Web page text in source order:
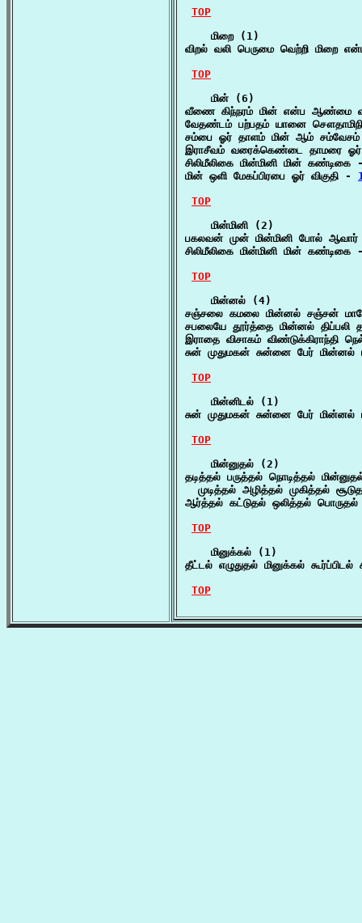
TOP
    மிறை (1)
விறல் வலி பெருமை வெற்றி மிறை
TOP
    மின் (6)
வீணை கிந்நரம் மின் என்ப
வேதண்டம் பற்பதம் யானை
சம்பை ஓர் தாளம் மின் ஆம்
இராசீவம் வரைக்கெண்டை தாமரை ஓர்
சிலிமீலிகை மின்மினி மின்
மின் ஒளி மேகப்பிரபை ஓர் விகுதி -
TOP
    மின்மினி (2)
பகலவன் முன் மின்மினி போல்
சிலிமீலிகை மின்மினி மின்
TOP
    மின்னல் (4)
சஞ்சலை கமலை மின்னல் சஞ்சன்
சபலையே தூர்த்தை மின்னல்
இராதை விசாகம் விண்டுக்கிராந்தி
சுன் முதுமகன் சுன்னை பேர்
TOP
    மின்னிடல் (1)
சுன் முதுமகன் சுன்னை பேர்
TOP
    மின்னுதல் (2)
தடித்தல் பருத்தல் நொடித்தல்
முடித்தல் அழித்தல் முகித்தல்
ஆர்த்தல் கட்டுதல் ஒலித்தல்
TOP
    மினுக்கல் (1)
தீட்டல் எழுதுதல் மினுக்கல்
TOP